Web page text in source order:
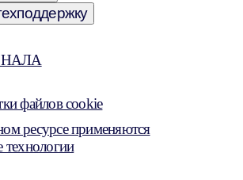
файлов cookie
ресурсе применяются
технологии